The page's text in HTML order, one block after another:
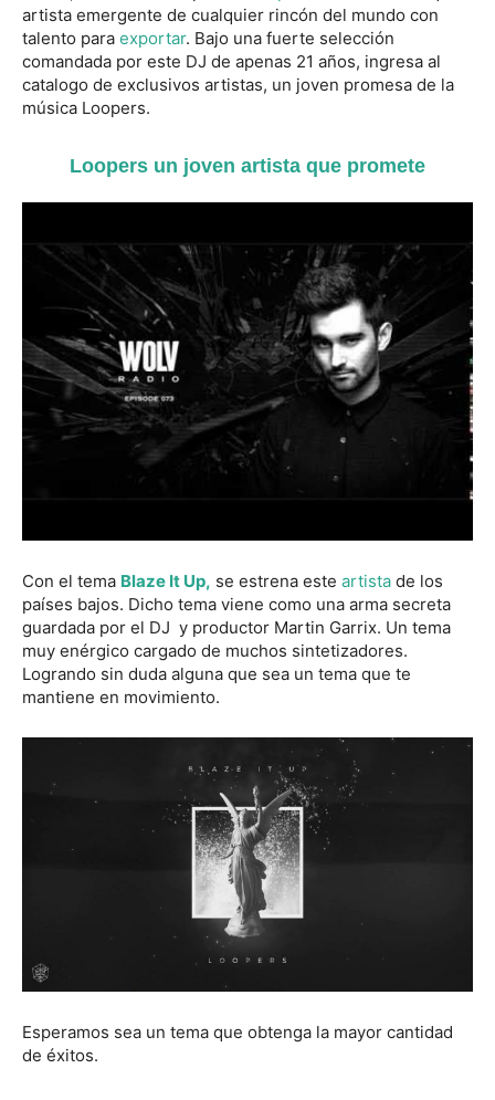
artista emergente de cualquier rincón del mundo con
talento para exportar. Bajo una fuerte selección
comandada por este DJ de apenas 21 años, ingresa al
catalogo de exclusivos artistas, un joven promesa de la
música Loopers.
Loopers un joven artista que promete
Con el tema Blaze It Up, se estrena este artista de los
países bajos. Dicho tema viene como una arma secreta
guardada por el DJ y productor Martin Garrix. Un tema
muy enérgico cargado de muchos sintetizadores.
Logrando sin duda alguna que sea un tema que te
mantiene en movimiento.
Esperamos sea un tema que obtenga la mayor cantidad
de éxitos.